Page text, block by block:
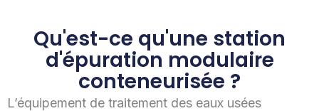
Qu'est-ce qu'une station
d'épuration modulaire
conteneurisée ?
L’équipement de traitement des eaux usées